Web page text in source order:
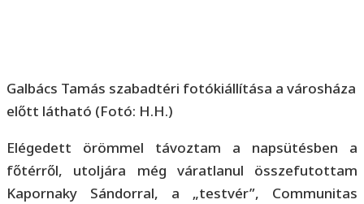
Galbács Tamás szabadtéri fotókiállítása a városháza
előtt látható (Fotó: H.H.)
Elégedett örömmel távoztam a napsütésben a
főtérről, utoljára még váratlanul összefutottam
Kapornaky Sándorral, a „testvér”, Communitas